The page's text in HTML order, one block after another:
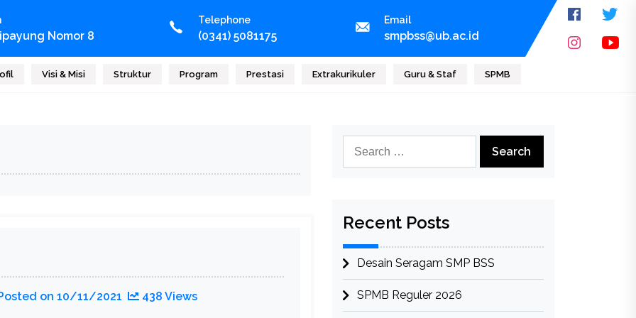
Nomor 8
Telephone
(0341) 5081175
Email
smpbss@ub.ac.id
Visi & Misi Struktur Program Prestasi Extrakurikuler Guru & Staf SPMB
on 10/11/2021 438 Views
for:
Recent Posts
Desain Seragam SMP BSS
SPMB Reguler 2026